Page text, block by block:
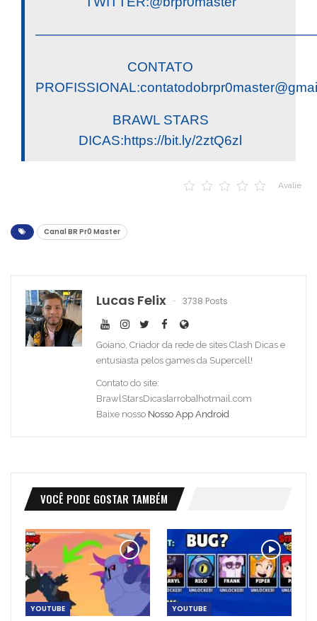
CONTATO
PROFISSIONAL:
BRAWL STARS
DICAS:https://bit.ly/2ztQ6zl
Avalie
Canal BR Pr0 Master
Lucas Felix 3738 Posts
Goiano, Criador da rede de sites Clash Dicas e
entusiasta pelos games da Supercell!
Contato do site:
BrawlStarsDicas[arroba]hotmail.com
Baixe nosso Nosso App Android
VOCÊ PODE GOSTAR TAMBÉM
YOUTUBE YOUTUBE